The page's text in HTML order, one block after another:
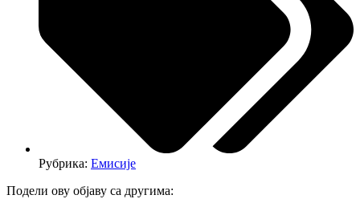
Рубрика: Емисије
Подели ову објаву са другима: